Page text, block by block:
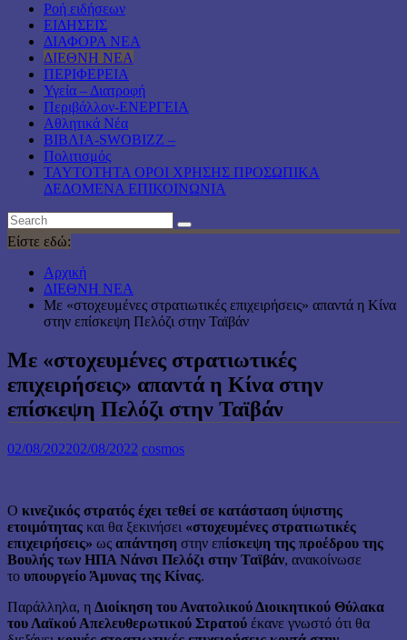
Ροή ειδήσεων
ΕΙΔΗΣΕΙΣ
ΔΙΑΦΟΡΑ ΝΕΑ
ΔΙΕΘΝΗ ΝΕΑ
ΠΕΡΙΦΕΡΕΙΑ
Υγεία – Διατροφή
Περιβάλλον-ΕΝΕΡΓΕΙΑ
Αθλητικά Νέα
ΒΙΒΛΙΑ-SWOBIZZ –
Πολιτισμός
TAYTOTHTA ΟΡΟΙ ΧΡΗΣΗΣ ΠΡΟΣΩΠΙΚΑ
ΔΕΔΟΜΕΝΑ ΕΠΙΚΟΙΝΩΝΙΑ
Είστε εδώ:
Αρχική
ΔΙΕΘΝΗ ΝΕΑ
Με «στοχευμένες στρατιωτικές επιχειρήσεις» απαντά η Κίνα
στην επίσκεψη Πελόζι στην Ταϊβάν
Με «στοχευμένες στρατιωτικές
επιχειρήσεις» απαντά η Κίνα στην
επίσκεψη Πελόζι στην Ταϊβάν
02/08/202202/08/2022 cosmos
Ο κινεζικός στρατός έχει τεθεί σε κατάσταση ύψιστης
ετοιμότητας και θα ξεκινήσει «στοχευμένες στρατιωτικές
επιχειρήσεις» ως απάντηση στην επίσκεψη της προέδρου της
Βουλής των ΗΠΑ Νάνσι Πελόζι στην Ταϊβάν, ανακοίνωσε
το υπουργείο Άμυνας της Κίνας.
Παράλληλα, η Διοίκηση του Ανατολικού Διοικητικού Θύλακα
του Λαϊκού Απελευθερωτικού Στρατού έκανε γνωστό ότι θα